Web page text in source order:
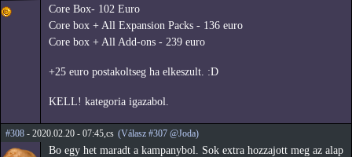
Core Box- 102 Euro
Core box + All Expansion Packs - 136 euro
Core box + All Add-ons - 239 euro
+25 euro postakoltseg ha elkeszult. :D
KELL! kategoria igazabol.
#308 - 2020.02.20 - 07:45,cs (Válasz #307 @Joda)
Bo egy het maradt a kampanybol. Sok extra hozzajott meg az alap